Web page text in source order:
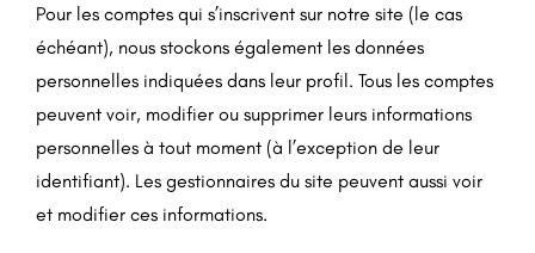
Pour les comptes qui s’inscrivent sur notre site (le cas
échéant), nous stockons également les données
personnelles indiquées dans leur profil. Tous les comptes
peuvent voir, modifier ou supprimer leurs informations
personnelles à tout moment (à l’exception de leur
identifiant). Les gestionnaires du site peuvent aussi voir
et modifier ces informations.